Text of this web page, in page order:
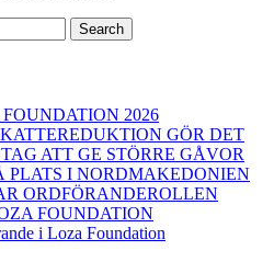
Search
2026
GÖR DET
ATT GE STÖRRE GÅVOR
PLATS I NORDMAKEDONIEN
ORDFÖRANDEROLLEN
FOUNDATION
i Loza Foundation